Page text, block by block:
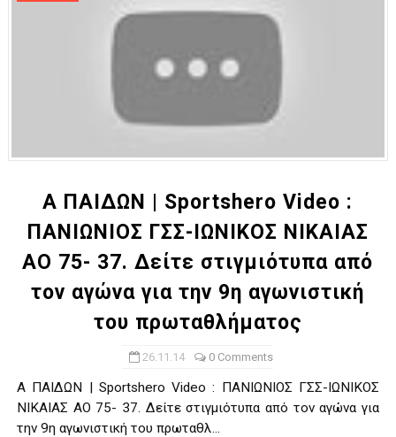
Α ΠΑΙΔΩΝ | Sportshero Video :
ΠΑΝΙΩΝΙΟΣ ΓΣΣ-ΙΩΝΙΚΟΣ ΝΙΚΑΙΑΣ
ΑΟ 75- 37. Δείτε στιγμιότυπα από
τον αγώνα για την 9η αγωνιστική
του πρωταθλήματος
26.11.14 0 Comments
Α ΠΑΙΔΩΝ | Sportshero Video : ΠΑΝΙΩΝΙΟΣ ΓΣΣ-ΙΩΝΙΚΟΣ
ΝΙΚΑΙΑΣ ΑΟ 75- 37. Δείτε στιγμιότυπα από τον αγώνα για
την 9η αγωνιστική του πρωταθλ...